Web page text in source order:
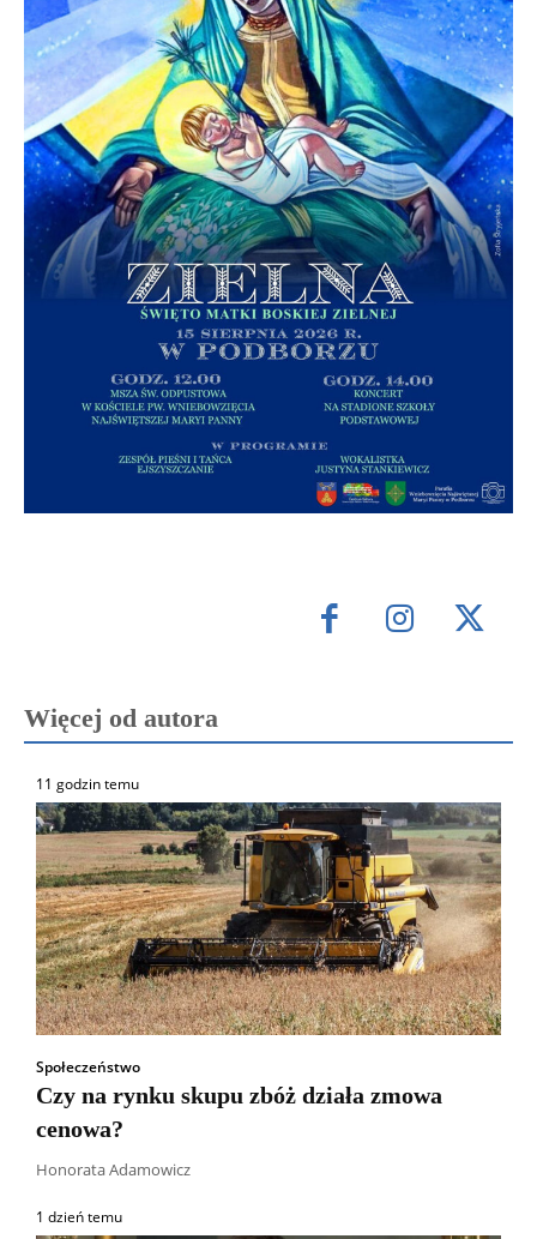
Więcej od autora
11 godzin temu
Społeczeństwo
Czy na rynku skupu zbóż działa zmowa
cenowa?
Honorata Adamowicz
1 dzień temu